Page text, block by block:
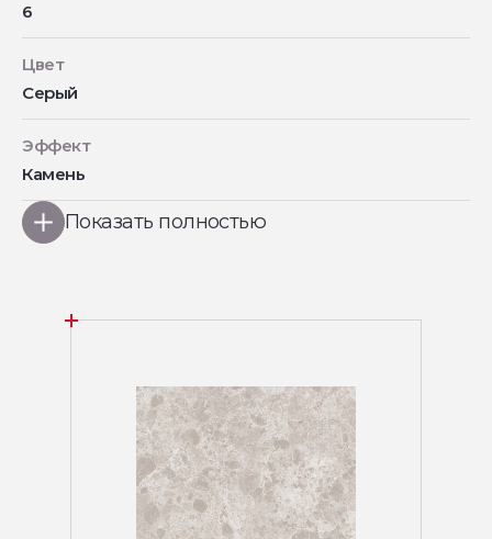
6
Цвет
Серый
Эффект
Камень
Показать полностью